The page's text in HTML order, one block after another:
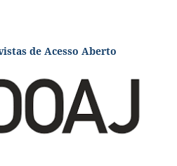
de Acesso Aberto